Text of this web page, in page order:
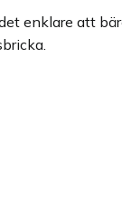
enklare att